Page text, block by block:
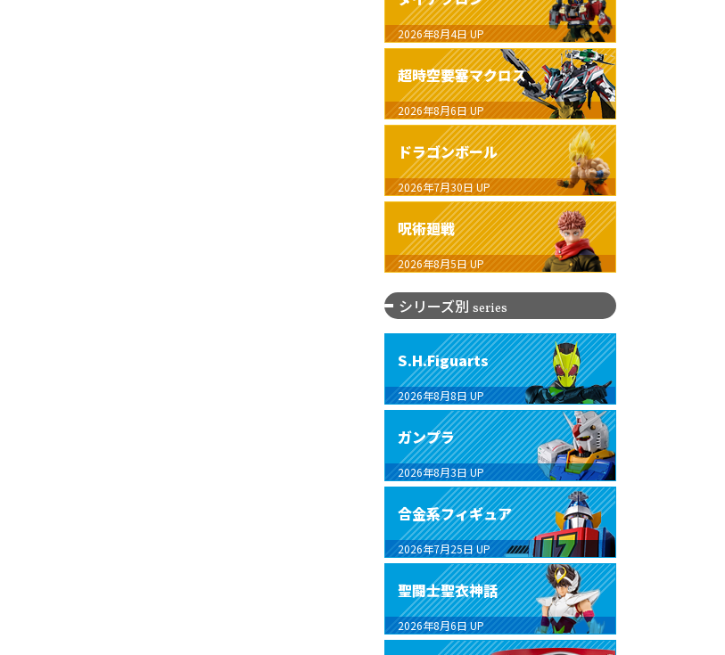
2026年8月4日 UP
超時空要塞マクロス
2026年8月6日 UP
ドラゴンボール
2026年7月30日 UP
呪術廻戦
2026年8月5日 UP
シリーズ別 series
S.H.Figuarts
2026年8月8日 UP
ガンプラ
2026年8月3日 UP
合金系フィギュア
2026年7月25日 UP
聖闘士聖衣神話
2026年8月6日 UP